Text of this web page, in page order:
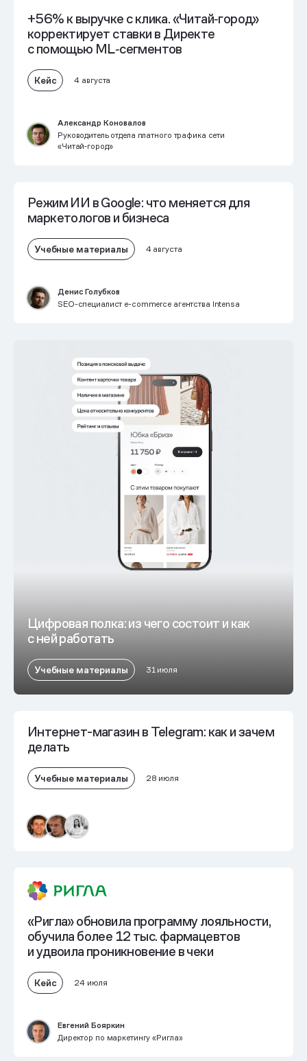
+56% к выручке с клика. «Читай‑город»
корректирует ставки в Директе
с помощью ML‑сегментов
Кейс 4 августа
Александр Коновалов
Руководитель отдела платного трафика сети
«Читай‑город»
Режим ИИ в Google: что меняется для
маркетологов и бизнеса
Учебные материалы 4 августа
Денис Голубков
SEO-специалист e-commerce агентства Intensa
Цифровая полка: из чего состоит и как
с ней работать
Учебные материалы 31 июля
Интернет-магазин в Telegram: как и зачем
делать
Учебные материалы 28 июля
«Ригла» обновила программу лояльности,
обучила более 12 тыс. фармацевтов
иудвоила проникновение в чеки
Кейс 24 июля
Евгений Бояркин
Директор по маркетингу «Ригла»